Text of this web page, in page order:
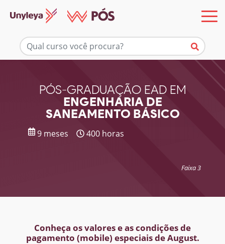
PÓS-GRADUAÇÃO EAD EM
ENGENHARIA DE
SANEAMENTO BÁSICO
9 meses 400 horas
Faixa 3
Conheça os valores e as condições de
pagamento (mobile) especiais de August.
Mais informações